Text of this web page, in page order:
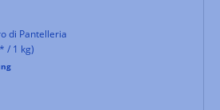
di Pantelleria
/ 1 kg)